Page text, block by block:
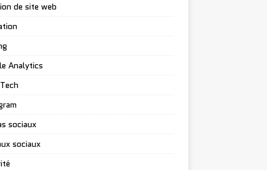
de site web
Analytics
sociaux
sociaux